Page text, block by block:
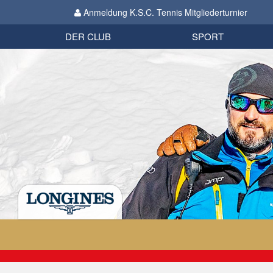
Anmeldung K.S.C. Tennis Mitgliederturnier
DER CLUB
Organisation
SPORT
Biathlon
Datenschutzverordnung 2018
Impressum